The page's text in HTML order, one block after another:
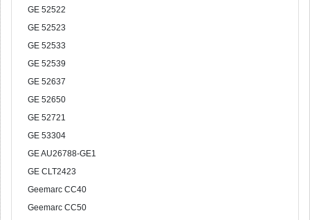
GE 52522
GE 52523
GE 52533
GE 52539
GE 52637
GE 52650
GE 52721
GE 53304
GE AU26788-GE1
GE CLT2423
Geemarc CC40
Geemarc CC50